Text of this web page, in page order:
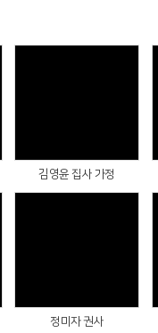
김영윤 집사 가정
정미자 권사